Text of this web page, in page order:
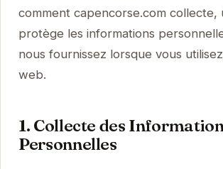
comment capencorse.com collecte,
protège les informations
nous fournissez lorsque vous
web.
1. Collecte des
Personnelles